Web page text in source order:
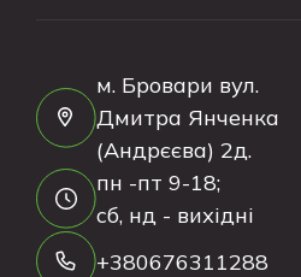
м. Бровари вул.
Дмитра Янченка
(Андрєєва) 2д.
пн -пт 9-18;
сб, нд - вихідні
+380676311288